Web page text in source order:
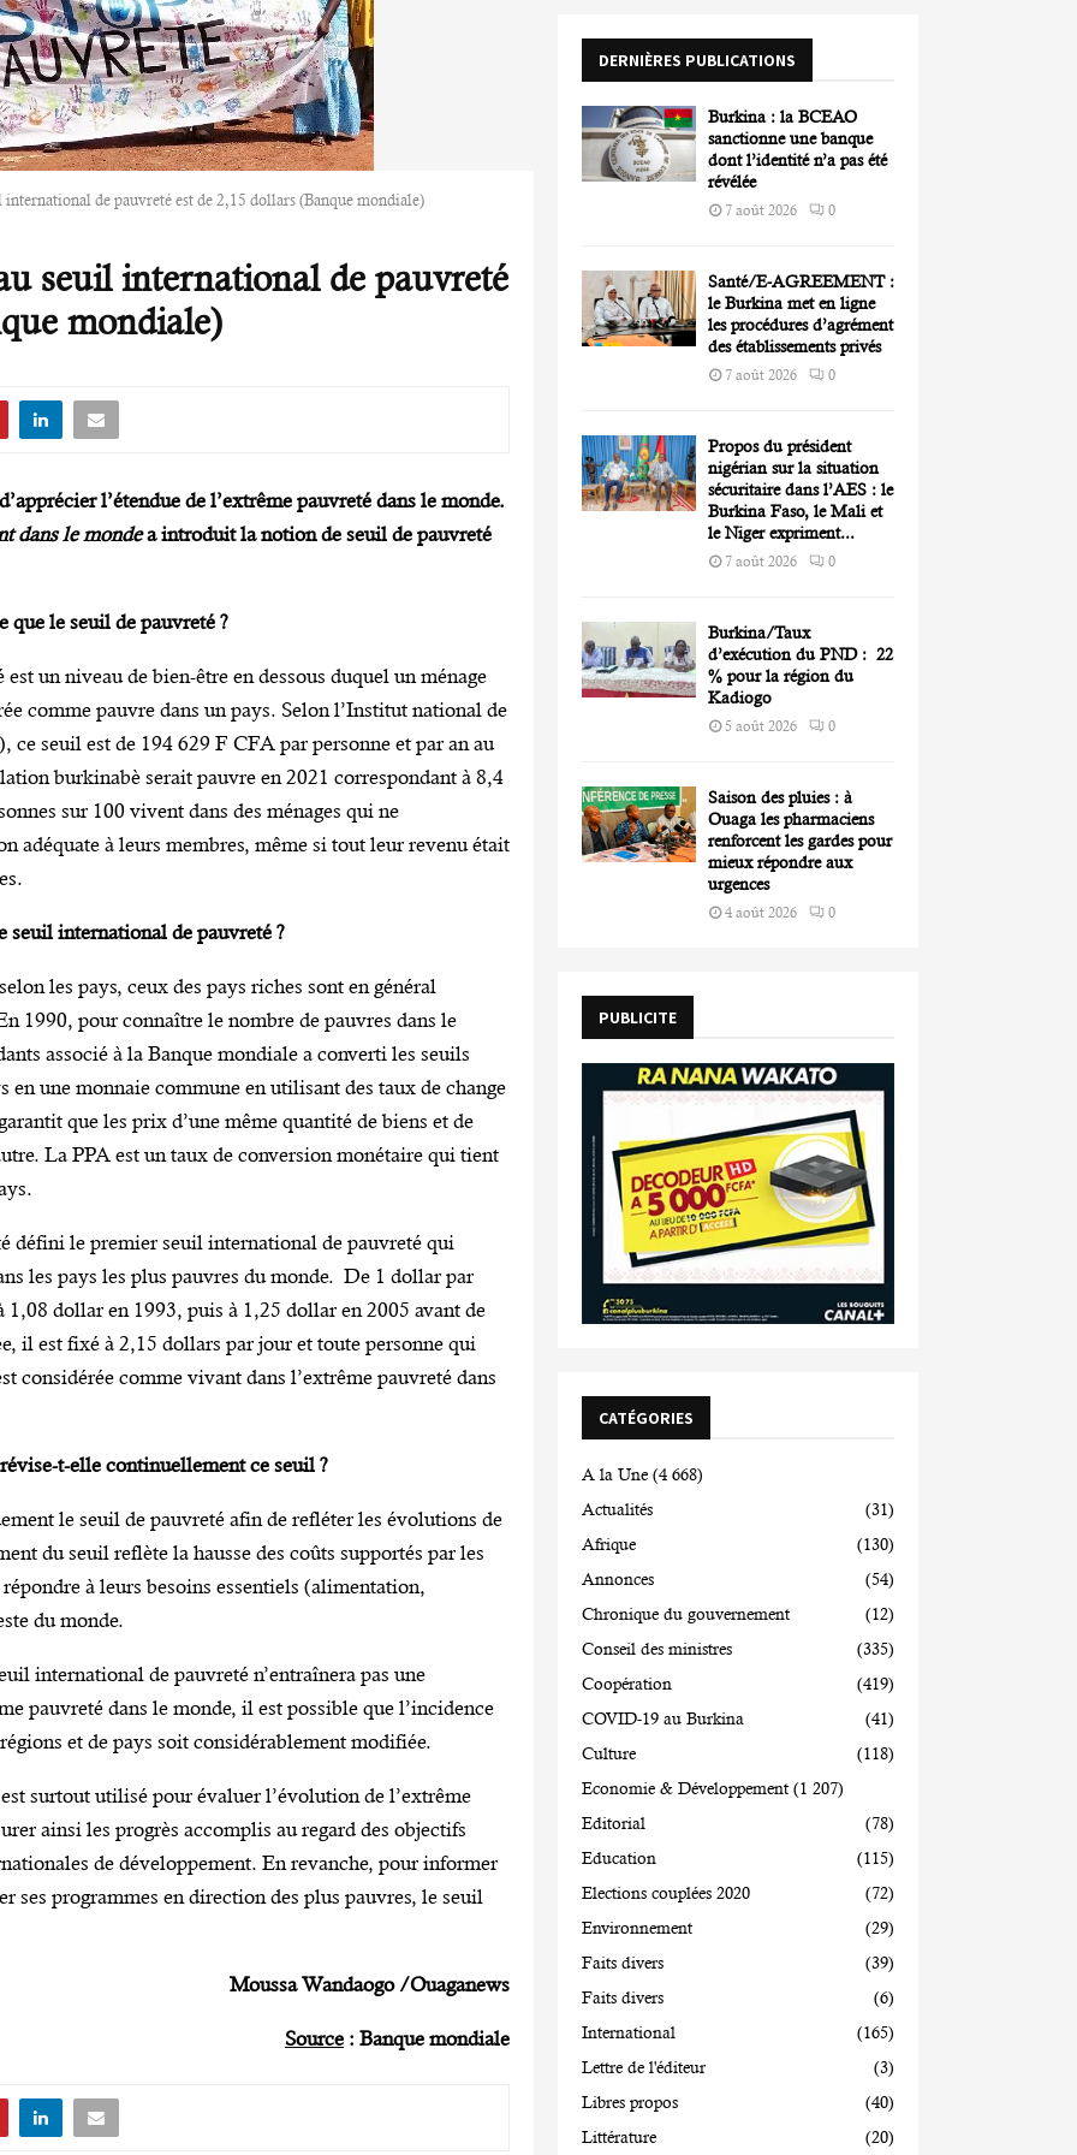
international de pauvreté est de 2,15 dollars (Banque mondiale)
seuil international de pauvreté
mondiale)
l’étendue de l’extrême pauvreté dans le monde.
dans le mondea introduit la notion de seuil de pauvreté
que le seuil de pauvreté ?
un niveau de bien-être en dessous duquel un ménage
comme pauvre dans un pays. Selon l’Institut national de
seuil est de 194 629 F CFA par personne et par an au
burkinabè serait pauvre en 2021 correspondant à 8,4
sur 100 vivent dans des ménages qui ne
adéquate à leurs membres, même si tout leur revenu était
seuil international de pauvreté ?
les pays, ceux des pays riches sont en général
1990, pour connaître le nombre de pauvres dans le
associé à la Banque mondiale a converti les seuils
en une monnaie commune en utilisant des taux de change
que les prix d’une même quantité de biens et de
La PPA est un taux de conversion monétaire qui tient
défini le premier seuil international de pauvreté qui
les pays les plus pauvres du monde. De 1 dollar par
1,08 dollar en 1993, puis à 1,25 dollar en 2005 avant de
il est fixé à 2,15 dollars par jour et toute personne qui
considérée comme vivant dans l’extrême pauvreté dans
t-elle continuellement ce seuil ?
le seuil de pauvreté afin de refléter les évolutions de
du seuil reflète la hausse des coûts supportés par les
à leurs besoins essentiels (alimentation,
du monde.
international de pauvreté n’entraînera pas une
pauvreté dans le monde, il est possible que l’incidence
et de pays soit considérablement modifiée.
surtout utilisé pour évaluer l’évolution de l’extrême
ainsi les progrès accomplis au regard des objectifs
de développement. En revanche, pour informer
ses programmes en direction des plus pauvres, le seuil
Moussa Wandaogo /Ouaganews
Source : Banque mondiale
r
H
DERNIÈRES PUBLICATIONS
Burkina : la BCEAO
sanctionne une banque
dont l’identité n’a pas été
révélée
7 août 2026 0
Santé/E-AGREEMENT :
le Burkina met en ligne
les procédures d’agrément
des établissements privés
7 août 2026 0
Propos du président
nigérian sur la situation
sécuritaire dans l’AES : le
Burkina Faso, le Mali et
le Niger expriment...
7 août 2026 0
Burkina/Taux
d’exécution du PND : 22
% pour la région du
Kadiogo
5 août 2026 0
Saison des pluies : à
Ouaga les pharmaciens
renforcent les gardes pour
mieux répondre aux
urgences
4 août 2026 0
PUBLICITE
CATÉGORIES
A la Une (4 668)
Actualités
(31)
Afrique
(130)
Annonces
(54)
Chronique du gouvernement
(12)
Conseil des ministres
(335)
Coopération
(419)
COVID-19 au Burkina
(41)
Culture
(118)
Economie & Développement (1 207)
Editorial
(78)
Education
(115)
Elections couplées 2020
(72)
Environnement
(29)
Faits divers
(39)
Faits divers
(6)
International
(165)
Lettre de l'éditeur
(3)
Libres propos
(40)
Littérature
(20)